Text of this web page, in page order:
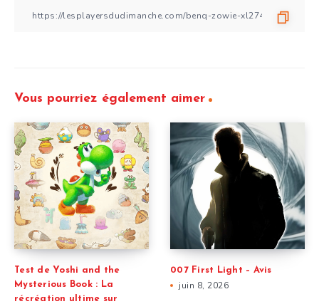
Vous pourriez également aimer
Test de Yoshi and the
Mysterious Book : La
récréation ultime sur
007 First Light – Avis
juin 8, 2026